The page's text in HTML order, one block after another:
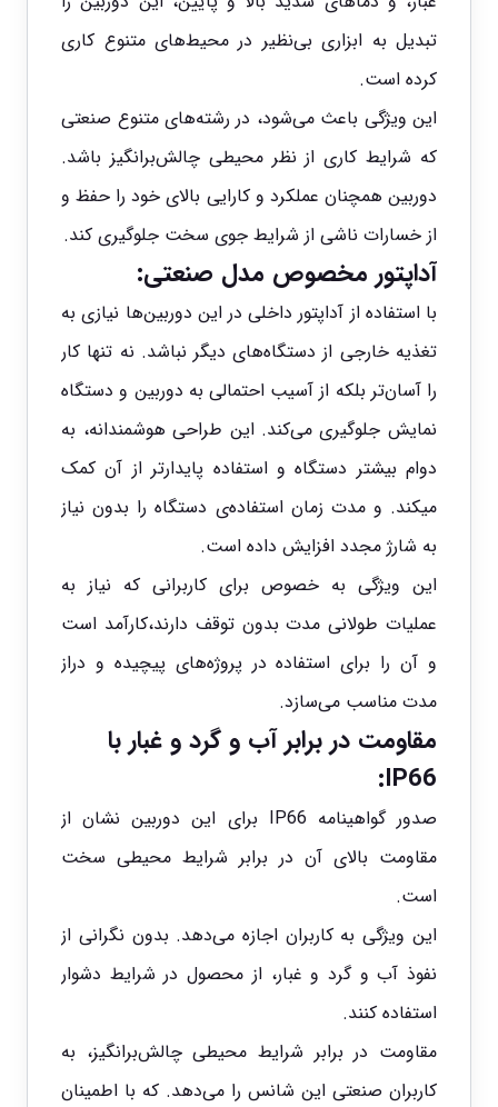
تبدیل به ابزاری بی‌نظیر در محیط‌های متنوع کاری
کرده است.
این ویژگی باعث می‌شود، در رشته‌های متنوع صنعتی
که شرایط کاری از نظر محیطی چالش‌برانگیز باشد.
دوربین همچنان عملکرد و کارایی بالای خود را حفظ و
از خسارات ناشی از شرایط جوی سخت جلوگیری کند.
آداپتور مخصوص مدل صنعتی:
با استفاده از آداپتور داخلی در این دوربین‌ها نیازی به
تغذیه خارجی از دستگاه‌های دیگر نباشد. نه تنها کار
را آسان‌تر بلکه از آسیب احتمالی به دوربین و دستگاه
نمایش جلوگیری می‌کند. این طراحی هوشمندانه، به
دوام بیشتر دستگاه و استفاده پایدارتر از آن کمک
میکند. و مدت زمان استفاده‌ی دستگاه را بدون نیاز
به شارژ مجدد افزایش داده است.
این ویژگی به خصوص برای کاربرانی که نیاز به
عملیات طولانی مدت بدون توقف دارند،کارآمد است
و آن را برای استفاده در پروژه‌های پیچیده و دراز
مدت مناسب می‌سازد.
مقاومت در برابر آب و گرد و غبار با
IP66:
صدور گواهینامه IP66 برای این دوربین نشان از
مقاومت بالای آن در برابر شرایط محیطی سخت
است.
این ویژگی به کاربران اجازه می‌دهد. بدون نگرانی از
نفوذ آب و گرد و غبار، از محصول در شرایط دشوار
استفاده کنند.
مقاومت در برابر شرایط محیطی چالش‌برانگیز، به
کاربران صنعتی این شانس را می‌دهد. که با اطمینان